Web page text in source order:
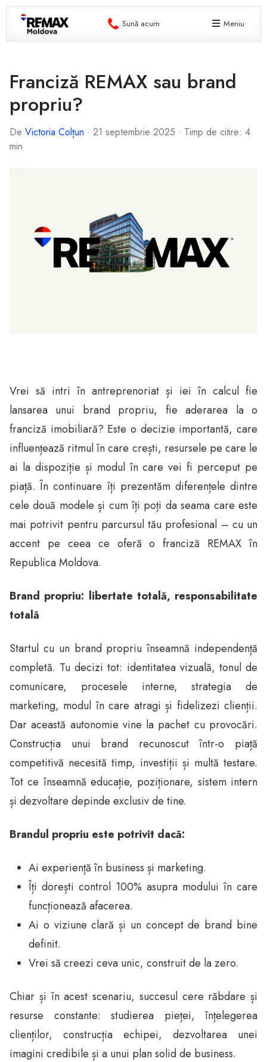
Sună acum Meniu
Franciză REMAX sau brand
propriu?
De Victoria Colțun · 21 septembrie 2025 · Timp de citire: 4
min
Vrei să intri în antreprenoriat și iei în calcul fie
lansarea unui brand propriu, fie aderarea la o
franciză imobiliară? Este o decizie importantă, care
influențează ritmul în care crești, resursele pe care le
ai la dispoziție și modul în care vei fi perceput pe
piață. În continuare îți prezentăm diferențele dintre
cele două modele și cum îți poți da seama care este
mai potrivit pentru parcursul tău profesional – cu un
accent pe ceea ce oferă o franciză REMAX în
Republica Moldova.
Brand propriu: libertate totală, responsabilitate
totală
Startul cu un brand propriu înseamnă independență
completă. Tu decizi tot: identitatea vizuală, tonul de
comunicare, procesele interne, strategia de
marketing, modul în care atragi și fidelizezi clienții.
Dar această autonomie vine la pachet cu provocări.
Construcția unui brand recunoscut într-o piață
competitivă necesită timp, investiții și multă testare.
Tot ce înseamnă educație, poziționare, sistem intern
și dezvoltare depinde exclusiv de tine.
Brandul propriu este potrivit dacă:
Ai experiență în business și marketing.
Îți dorești control 100% asupra modului în care
funcționează afacerea.
Ai o viziune clară și un concept de brand bine
definit.
Vrei să creezi ceva unic, construit de la zero.
Chiar și în acest scenariu, succesul cere răbdare și
resurse constante: studierea pieței, înțelegerea
clienților, construcția echipei, dezvoltarea unei
imagini credibile și a unui plan solid de business.